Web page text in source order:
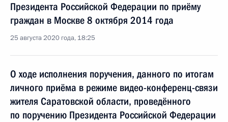
Президента Российской Федерации по приёму
граждан в Москве 8 октября 2014 года
25 августа 2020 года, 18:25
О ходе исполнения поручения, данного по итогам
личного приёма в режиме видео-конференц-связи
жителя Саратовской области, проведённого
по поручению Президента Российской Федерации